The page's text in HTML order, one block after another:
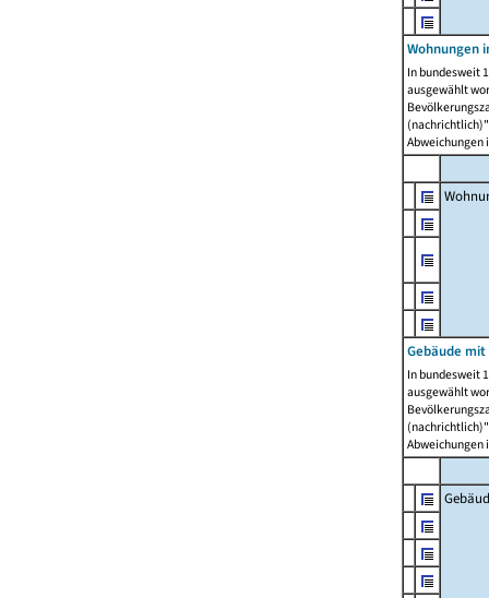
Wohnungen
In bundesweit
ausgewählt
Abweichungen
Gebäude
In bundesweit
ausgewählt
Abweichungen